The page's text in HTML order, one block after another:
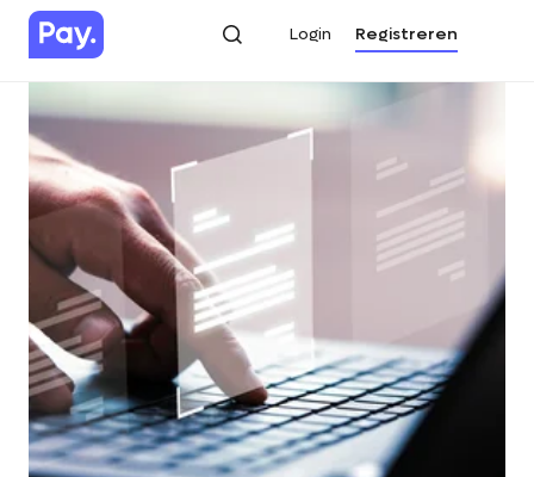
Login Registreren
Login Registreren